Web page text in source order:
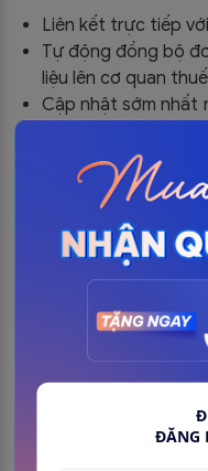
ĐĂNG
Liên kết trực tiếp
Tự động đồng bộ
liệu lên cơ quan
Cập nhật sớm nhất
Tạo và in đơn
nối mạng.
Thiết lập mẫu vé in
Tích hợp hệ sinh
EasyInvoice, Phần
số EasyCA
Tự động thống
nhuận, chi phí… mỗi
Tự động hóa
ĐĂNG KÝ DÙNG THỬ